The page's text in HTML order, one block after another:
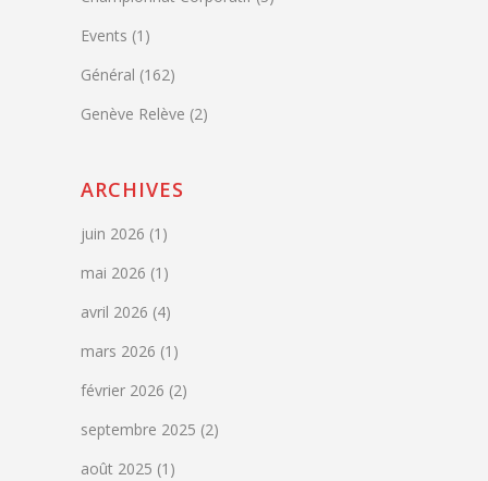
Events (1)
Général (162)
Genève Relève (2)
ARCHIVES
juin 2026 (1)
mai 2026 (1)
avril 2026 (4)
mars 2026 (1)
février 2026 (2)
septembre 2025 (2)
août 2025 (1)